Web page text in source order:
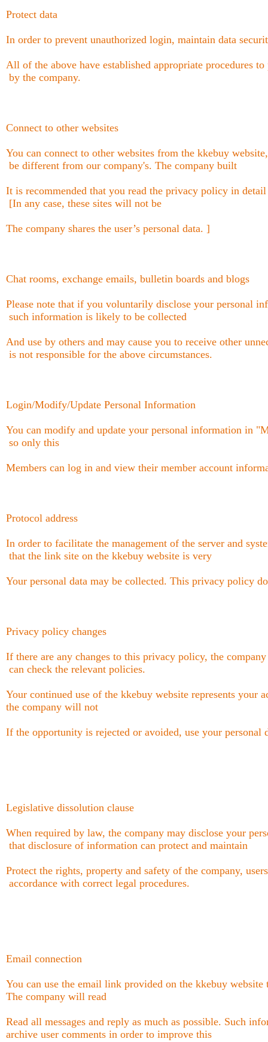
Protect data
In order to prevent unauthorized login, maintain data
All of the above have established appropriate procedures
by the company.
Connect to other websites
You can connect to other websites from the kkebuy
be different from our company's. The company built
It is recommended that you read the privacy policy in
[In any case, these sites will not be
The company shares the user’s personal data. ]
Chat rooms, exchange emails, bulletin boards and blogs
Please note that if you voluntarily disclose your personal
such information is likely to be collected
And use by others and may cause you to receive other
is not responsible for the above circumstances.
Login/Modify/Update Personal Information
You can modify and update your personal information in
so only this
Members can log in and view their member account
Protocol address
In order to facilitate the management of the server and
that the link site on the kkebuy website is very
Your personal data may be collected. This privacy policy
Privacy policy changes
If there are any changes to this privacy policy, the
can check the relevant policies.
Your continued use of the kkebuy website represents your
the company will not
If the opportunity is rejected or avoided, use your personal
Legislative dissolution clause
When required by law, the company may disclose your
that disclosure of information can protect and maintain
Protect the rights, property and safety of the company,
accordance with correct legal procedures.
Email connection
You can use the email link provided on the kkebuy
The company will read
Read all messages and reply as much as possible. Such
archive user comments in order to improve this